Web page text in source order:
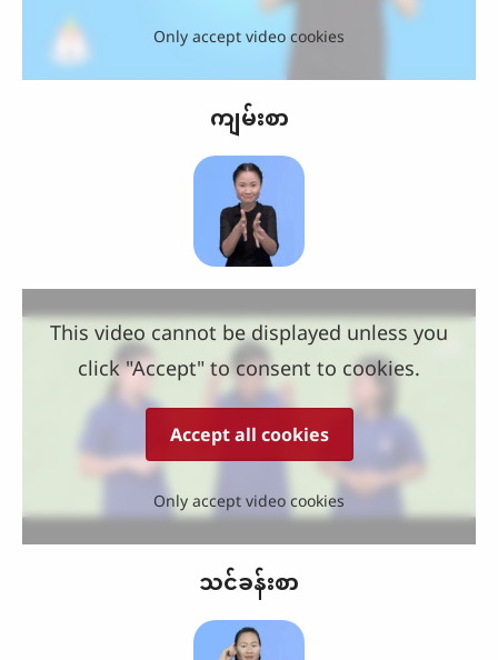
Only accept video cookies
ကျမ်းစာ
This video cannot be displayed unless you
click "Accept" to consent to cookies.
Accept all cookies
Only accept video cookies
သင်ခန်းစာ